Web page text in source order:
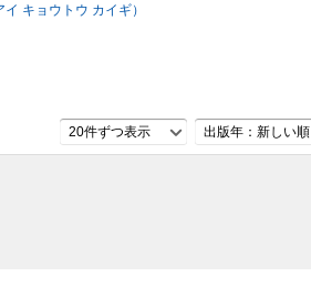
キョウトウ カイギ）
20件ずつ表示 出版年：新しい順